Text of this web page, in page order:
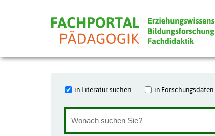
in Literatur suchen in Forschungsdaten